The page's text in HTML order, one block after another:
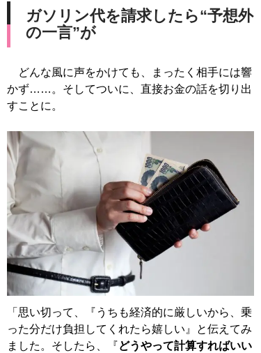
ガソリン代を請求したら“予想外
の一言”が
どんな風に声をかけても、まったく相手には響
かず……。そしてついに、直接お金の話を切り出
すことに。
「思い切って、『うちも経済的に厳しいから、乗
った分だけ負担してくれたら嬉しい』と伝えてみ
ました。そしたら、『どうやって計算すればいい